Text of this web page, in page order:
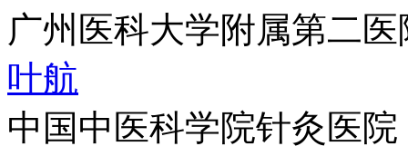
广州医科大学附属第二医
叶航
中国中医科学院针灸医院